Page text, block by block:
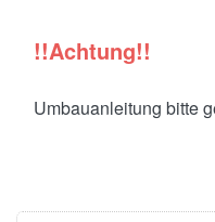
!!Achtung!!
Umbauanleitung bitte